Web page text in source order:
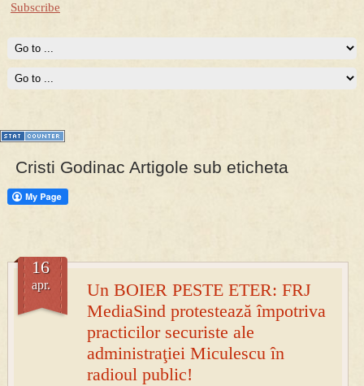
Subscribe
PRESA
Prima mea carte publicata (Nemira)
Averea Presedintelui: prima lucrare despre controversatele
conturi secrete ale Securitatii.
Cristi Godinac Artigole sub eticheta
Un BOIER PESTE ETER: FRJ
MediaSind protestează împotriva
practicilor securiste ale
administraţiei Miculescu în
radioul public!
16
apr.